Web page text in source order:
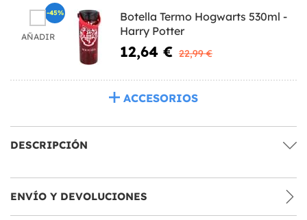
AÑADIR
Botella Termo Hogwarts 530ml -
Harry Potter
12,64 € 22,99 €
-45%
ACCESORIOS
DESCRIPCIÓN
ENVÍO Y DEVOLUCIONES